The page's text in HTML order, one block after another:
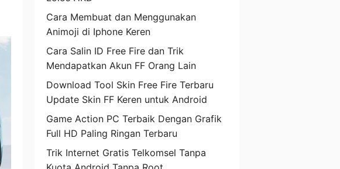
Cara Membuat dan Menggunakan
Animoji di Iphone Keren
Cara Salin ID Free Fire dan Trik
Mendapatkan Akun FF Orang Lain
Download Tool Skin Free Fire Terbaru
Update Skin FF Keren untuk Android
Game Action PC Terbaik Dengan Grafik
Full HD Paling Ringan Terbaru
Trik Internet Gratis Telkomsel Tanpa